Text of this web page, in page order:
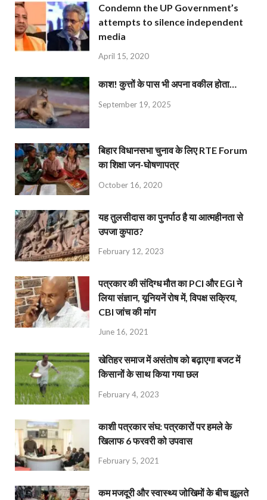
Condemn the UP Government’s
attempts to silence independent
media
April 15, 2020
काश! कुत्तों के पास भी अपना वकील होता…
September 19, 2025
बिहार विधानसभा चुनाव के लिए RTE Forum
का शिक्षा जन-घोषणापत्र
October 16, 2020
यह तुलसीदास का पुनर्पाठ है या आत्महीनता से
उपजा कुपाठ?
February 12, 2023
पत्रकार की संदिग्ध मौत का PCI और EGI ने
लिया संज्ञान, यूनियनें रोष में, विपक्ष सक्रिय,
CBI जांच की मांग
June 16, 2021
खेतिहर समाज में असंतोष को बढ़ाएगा बजट में
किसानों के साथ किया गया छल
February 4, 2023
काशी पत्रकार संघ: पत्रकारों पर हमले के
खिलाफ 6 फरवरी को उपवास
February 5, 2021
कम मजदूरी और स्वास्थ्य जोखिमों के बीच झूलते